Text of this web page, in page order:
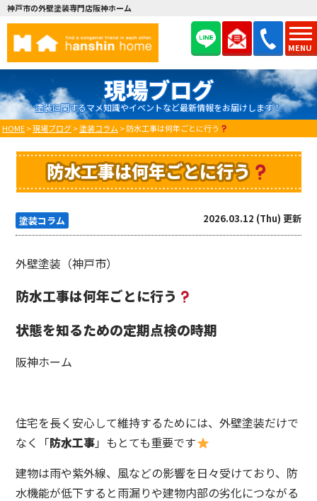
MENU
神戸市の外壁塗装専門店阪神ホーム
現場ブログ
塗装に関するマメ知識やイベントなど最新情報をお届けします！
HOME>現場ブログ>塗装コラム >防水工事は何年ごとに行う
防水工事は何年ごとに行う
塗装コラム 2026.03.12 (Thu) 更新
外壁塗装（神戸市）
防水工事は何年ごとに行う
状態を知るための定期点検の時期
阪神ホーム
住宅を長く安心して維持するためには、外壁塗装だけで
なく「防水工事」もとても重要です
建物は雨や紫外線、風などの影響を日々受けており、防
水機能が低下すると雨漏りや建物内部の劣化につながる